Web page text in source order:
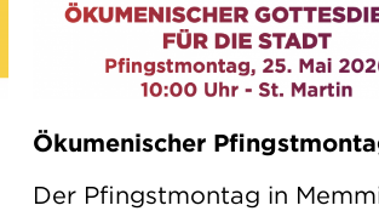
Ökumenischer
Der Pfingstmontag in